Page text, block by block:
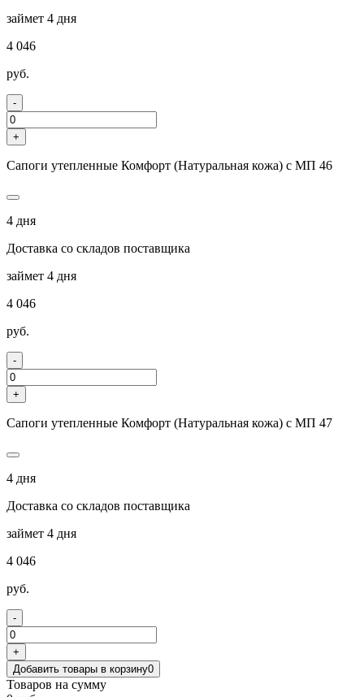
займет 4 дня
4 046
руб.
-
+
Сапоги утепленные Комфорт (Натуральная кожа) с МП 46
4 дня
Доставка со складов поставщика
займет 4 дня
4 046
руб.
-
+
Сапоги утепленные Комфорт (Натуральная кожа) с МП 47
4 дня
Доставка со складов поставщика
займет 4 дня
4 046
руб.
-
+
Добавить товары в корзину0
Товаров на сумму